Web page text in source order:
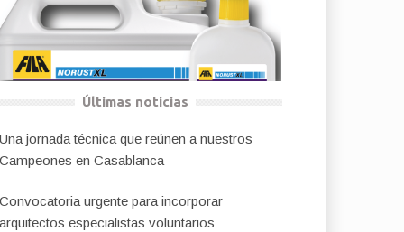
Últimas noticias
Una jornada técnica que reúnen a nuestros
Campeones en Casablanca
Convocatoria urgente para incorporar
arquitectos especialistas voluntarios